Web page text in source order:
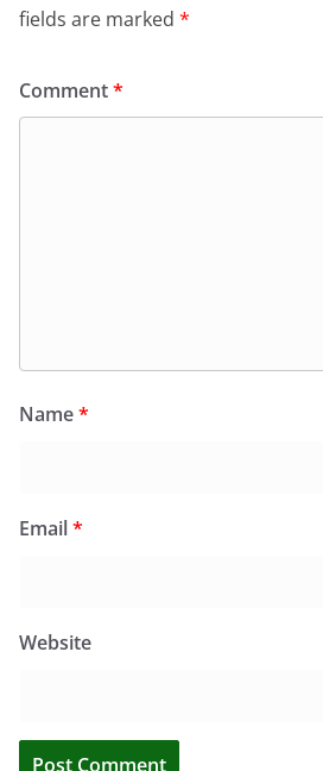
fields are marked *
Comment*
Name*
Email*
Website